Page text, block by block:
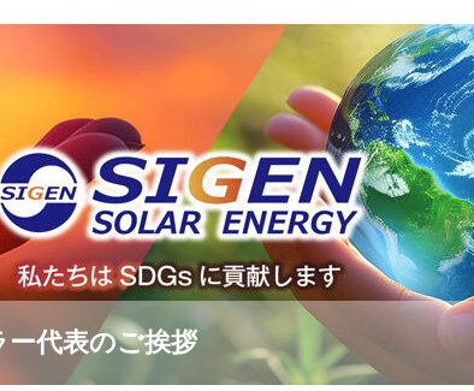
代表のご挨拶